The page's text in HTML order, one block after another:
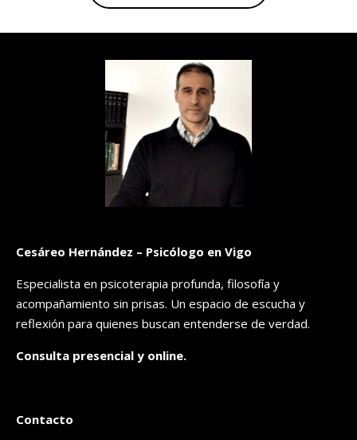
Cesáreo Hernández – Psicólogo en Vigo
Especialista en psicoterapia profunda, filosofía y
acompañamiento sin prisas. Un espacio de escucha y
reflexión para quienes buscan entenderse de verdad.
Consulta presencial y online.
Contacto